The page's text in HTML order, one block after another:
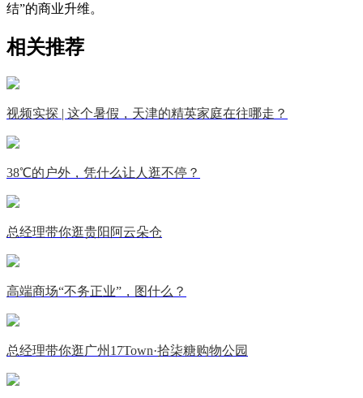
结”的商业升维。
相关推荐
视频实探 | 这个暑假，天津的精英家庭在往哪走？
38℃的户外，凭什么让人逛不停？
总经理带你逛贵阳阿云朵仓
高端商场“不务正业”，图什么？
总经理带你逛广州17Town·拾柒糖购物公园